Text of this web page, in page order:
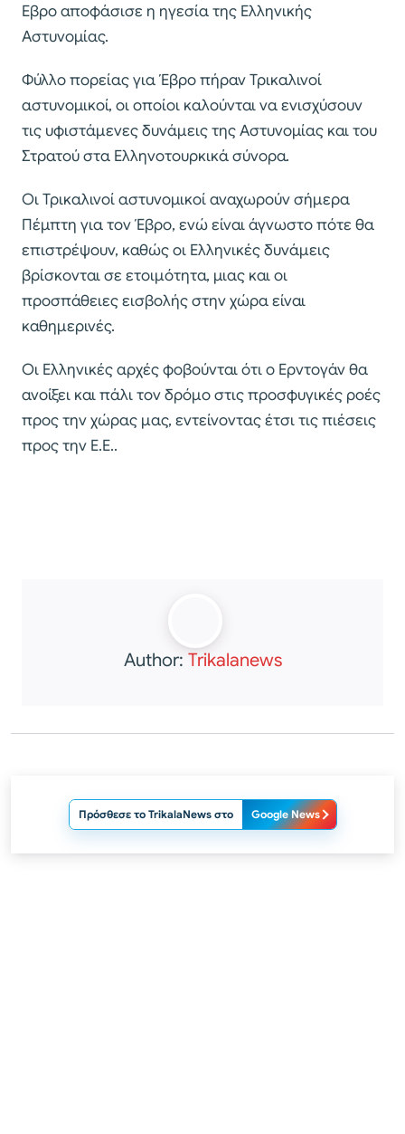
Εβρο αποφάσισε η ηγεσία της Ελληνικής
Αστυνομίας.
Φύλλο πορείας για Έβρο πήραν Τρικαλινοί
αστυνομικοί, οι οποίοι καλούνται να ενισχύσουν
τις υφιστάμενες δυνάμεις της Αστυνομίας και του
Στρατού στα Ελληνοτουρκικά σύνορα.
Οι Τρικαλινοί αστυνομικοί αναχωρούν σήμερα
Πέμπτη για τον Έβρο, ενώ είναι άγνωστο πότε θα
επιστρέψουν, καθώς οι Ελληνικές δυνάμεις
βρίσκονται σε ετοιμότητα, μιας και οι
προσπάθειες εισβολής στην χώρα είναι
καθημερινές.
Οι Ελληνικές αρχές φοβούνται ότι ο Ερντογάν θα
ανοίξει και πάλι τον δρόμο στις προσφυγικές ροές
προς την χώρας μας, εντείνοντας έτσι τις πιέσεις
προς την Ε.Ε..
Author: Trikalanews
Πρόσθεσε το TrikalaNews στο Google News